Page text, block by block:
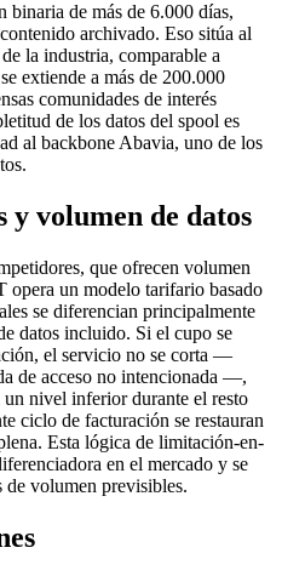
de más de 6.000 días,
archivado. Eso sitúa al
la industria, comparable a
extiende a más de 200.000
comunidades de interés
de los datos del spool es
al backbone Abavia, uno de los
y volumen de datos
que ofrecen volumen
un modelo tarifario basado
se diferencian principalmente
datos incluido. Si el cupo se
el servicio no se corta —
de acceso no intencionada —,
nivel inferior durante el resto
ciclo de facturación se restauran
Esta lógica de limitación-en-
en el mercado y se
de volumen previsibles.